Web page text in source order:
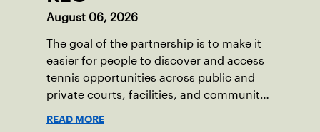
August 06, 2026
The goal of the partnership is to make it
easier for people to discover and access
tennis opportunities across public and
private courts, facilities, and community
READ MORE